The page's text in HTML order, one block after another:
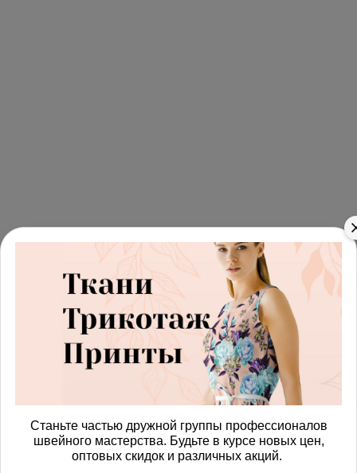
Станьте частью дружной группы профессионалов
швейного мастерства. Будьте в курсе новых цен,
оптовых скидок и различных акций.